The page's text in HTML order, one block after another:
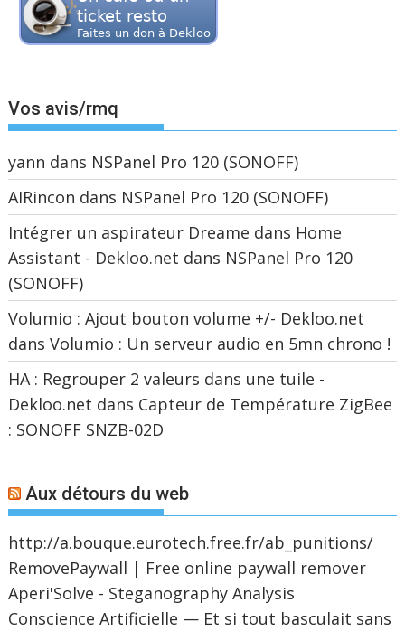
Vos avis/rmq
yann dans NSPanel Pro 120 (SONOFF)
AIRincon dans NSPanel Pro 120 (SONOFF)
Intégrer un aspirateur Dreame dans Home
Assistant - Dekloo.net dans NSPanel Pro 120
(SONOFF)
Volumio : Ajout bouton volume +/- Dekloo.net
dansVolumio : Un serveur audio en 5mn chrono !
HA : Regrouper 2 valeurs dans une tuile -
Dekloo.net dans Capteur de Température ZigBee
: SONOFF SNZB-02D
Aux détours du web
http://a.bouque.eurotech.free.fr/ab_punitions/
RemovePaywall | Free online paywall remover
Aperi'Solve - Steganography Analysis
Conscience Artificielle — Et si tout basculait sans